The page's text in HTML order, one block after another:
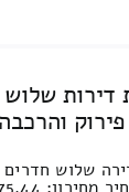
דירות
והרכבה
שלוש